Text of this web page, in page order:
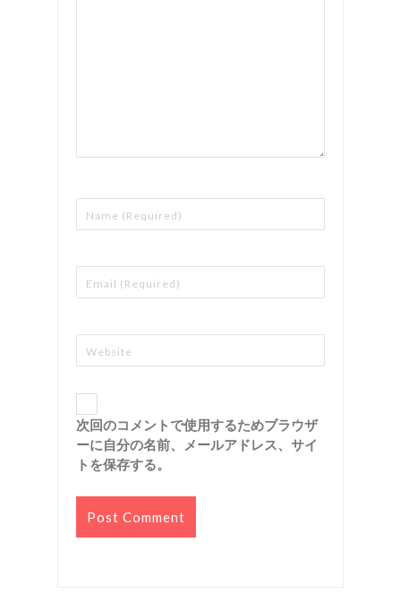
次回のコメントで使用するためブラウザ
ーに自分の名前、メールアドレス、サイ
トを保存する。